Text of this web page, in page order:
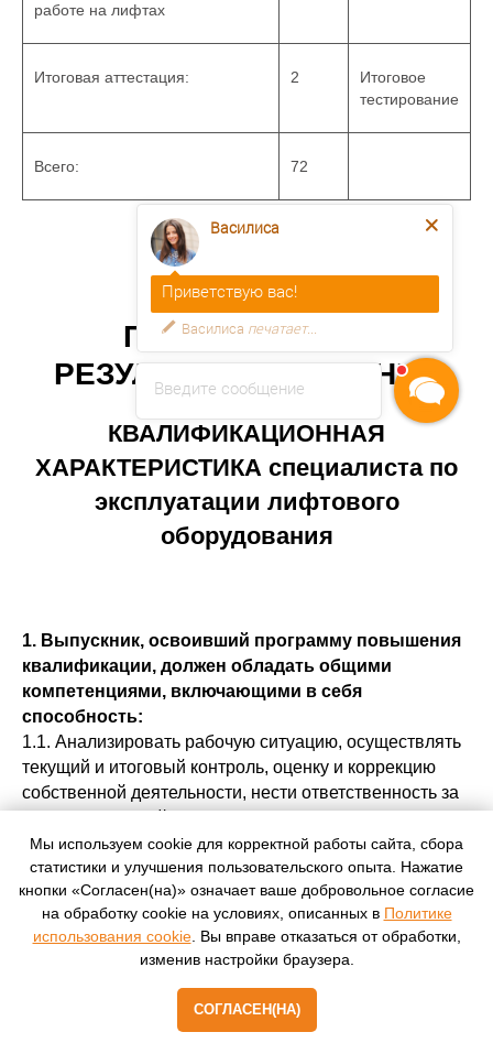
работе на лифтах
Итоговая аттестация: 2
Итоговое
тестирование
Всего: 72
ПЛАНИРУЕМЫЕ
РЕЗУЛЬТАТЫ ОБУЧЕНИЯ
КВАЛИФИКАЦИОННАЯ
ХАРАКТЕРИСТИКА специалиста по
эксплуатации лифтового
оборудования
1. Выпускник, освоивший программу повышения
квалификации, должен обладать общими
компетенциями, включающими в себя
способность:
1.1. Анализировать рабочую ситуацию, осуществлять
текущий и итоговый контроль, оценку и коррекцию
собственной деятельности, нести ответственность за
1.2. Осуществлять поиск неисправностей в лифтовом
оборудовании и эффективно устранять их.
1.3. Использовать информационно-
коммуникационные технологии в профессиональной
деятельности.
2. Выпускник, освоивший программу, должен обладать
профессиональными компетенциями,
соответствующими основным видам
Мы используем cookie для корректной работы сайта, сбора
статистики и улучшения пользовательского опыта. Нажатие
кнопки «Согласен(на)» означает ваше добровольное согласие
на обработку cookie на условиях, описанных в Политике
использования cookie. Вы вправе отказаться от обработки,
изменив настройки браузера.
СОГЛАСЕН(НА)
Введите сообщение
Василиса
Приветствую вас!
Василиса печатает...